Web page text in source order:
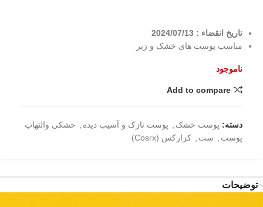
تاریخ انقضاء : 2024/07/13
مناسب پوست های خشک و زبر
ناموجود
Add to compare
دسته: پوست خشک پوست نازک و آسیب دیده
خشکی والتهاب
پوست
ست کزارکس (Cosrx)
توضیحات